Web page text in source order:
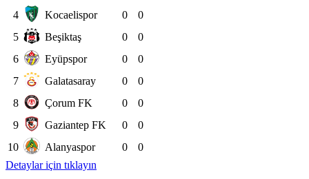
4
Kocaelispor 0
0
5
Beşiktaş 0
0
6
Eyüpspor 0
0
7
Galatasaray 0
0
8
Çorum FK 0
0
9
Gaziantep FK 0
0
10
Alanyaspor 0
0
Detaylar için tıklayın